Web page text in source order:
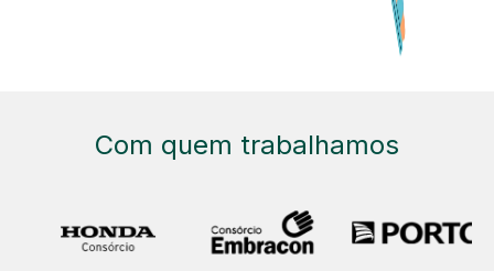
Com quem trabalhamos